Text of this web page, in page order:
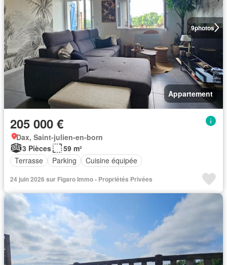
9photos
Appartement
205 000 €
Dax, Saint-julien-en-born
3 Pièces
59 m²
Terrasse
Parking Cuisine équipée
24 juin 2026 sur Figaro Immo - Propriétés Privées